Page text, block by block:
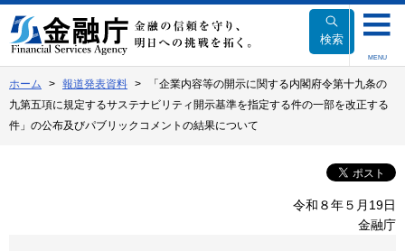
文
へ
動
検索
MENU
ホーム 報道発表資料
「企業内容等の開示に関する内閣府令第十九条の
九第五項に規定するサステナビリティ開示基準を指定する件の一部を改正する
件」の公布及びパブリックコメントの結果について
令和８年５月19日
金融庁